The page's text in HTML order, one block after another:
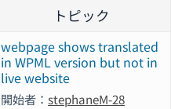
トピック
webpage shows translated
in WPML version but not in
live website
開始者： stephaneM-28